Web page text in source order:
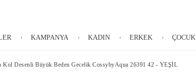
KAMPANYA KADIN ERKEK ÇOCUK
Kol Desenli Büyük Beden Gecelik CossybyAqua 26391 42 - YEŞİL